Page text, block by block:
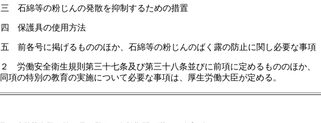
三 石綿等の粉じんの発散を抑制するための措置
四 保護具の使用方法
五 前各号に掲げるもののほか、石綿等の粉じんのばく露の防止に関し必要な事項
２ 労働安全衛生規則第三十七条及び第三十八条並びに前項に定めるもののほか、
同項の特別の教育の実施について必要な事項は、厚生労働大臣が定める。